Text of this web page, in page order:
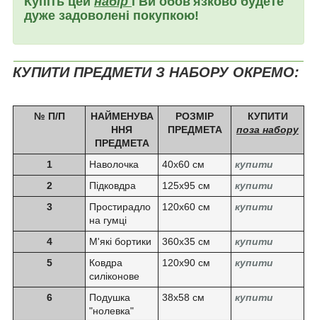
дуже задоволені покупкою!
КУПИТИ ПРЕДМЕТИ З НАБОРУ ОКРЕМО:
№ П/П
НАЙМЕНУВА
ННЯ
ПРЕДМЕТА
РОЗМІР
ПРЕДМЕТА
КУПИТИ
поза набору
1 Наволочка 40х60 см
купити
2
Підковдра 125х95 см
купити
3
Простирадло
на гумці
120х60 см купити
4 М'які бортики 360х35 см
купити
5
Ковдра
силіконове
120х90 см купити
6
Подушка
"нолевка"
38х58 см купити